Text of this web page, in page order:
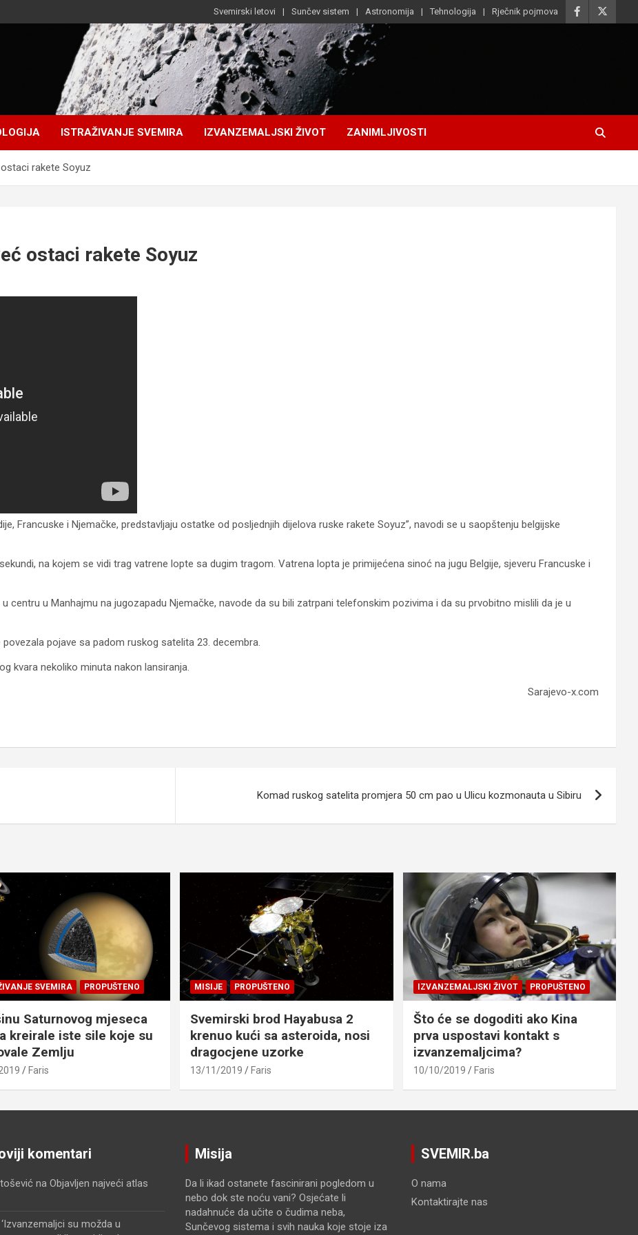
Svemirski letovi Sunčev sistem Astronomija Tehnologija Rječnik pojmova
ISTRAŽIVANJE SVEMIRA IZVANZEMALJSKI ŽIVOT ZANIMLJIVOSTI
rakete Soyuz
ostaci rakete Soyuz
Francuske i Njemačke, predstavljaju ostatke od posljednjih dijelova ruske rakete Soyuz”, navodi se u saopštenju belgijske
na kojem se vidi trag vatrene lopte sa dugim tragom. Vatrena lopta je primijećena sinoć na jugu Belgije, sjeveru Francuske i
centru u Manhajmu na jugozapadu Njemačke, navode da su bili zatrpani telefonskim pozivima i da su prvobitno mislili da je u
pojave sa padom ruskog satelita 23. decembra.
kvara nekoliko minuta nakon lansiranja.
Sarajevo-x.com
Komad ruskog satelita promjera 50 cm pao u Ulicu kozmonauta u Sibiru
SVEMIRA PROPUŠTENO
Saturnovog mjeseca
kreirale iste sile koje su
Zemlju
Faris
MISIJE PROPUŠTENO
Svemirski brod Hayabusa 2
krenuo kući sa asteroida, nosi
dragocjene uzorke
13/11/2019 Faris
IZVANZEMALJSKI ŽIVOT PROPUŠTENO
Što će se dogoditi ako Kina
prva uspostavi kontakt s
izvanzemaljcima?
10/10/2019 Faris
komentari
na Objavljen najveći atlas
‘Izvanzemaljci su možda u
Misija
Da li ikad ostanete fascinirani pogledom u
nebo dok ste noću vani? Osjećate li
nadahnuće da učite o čudima neba,
Sunčevog sistema i svih nauka koje stoje iza
SVEMIR.ba
O nama
Kontaktirajte nas